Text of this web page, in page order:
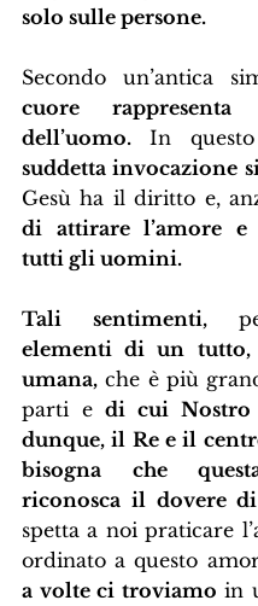
solo sulle persone.
Secondo un’antica
cuore rappresenta
dell’uomo. In
suddetta invocazione
Gesù ha il diritto e,
di attirare l’amore e
tutti gli uomini.
Tali sentimenti,
elementi di un tutto,
umana, che è più
parti e di cui Nostro
dunque, il Re e il
bisogna che
riconosca il dovere
spetta a noi praticare
ordinato a questo
a volte ci troviamo in